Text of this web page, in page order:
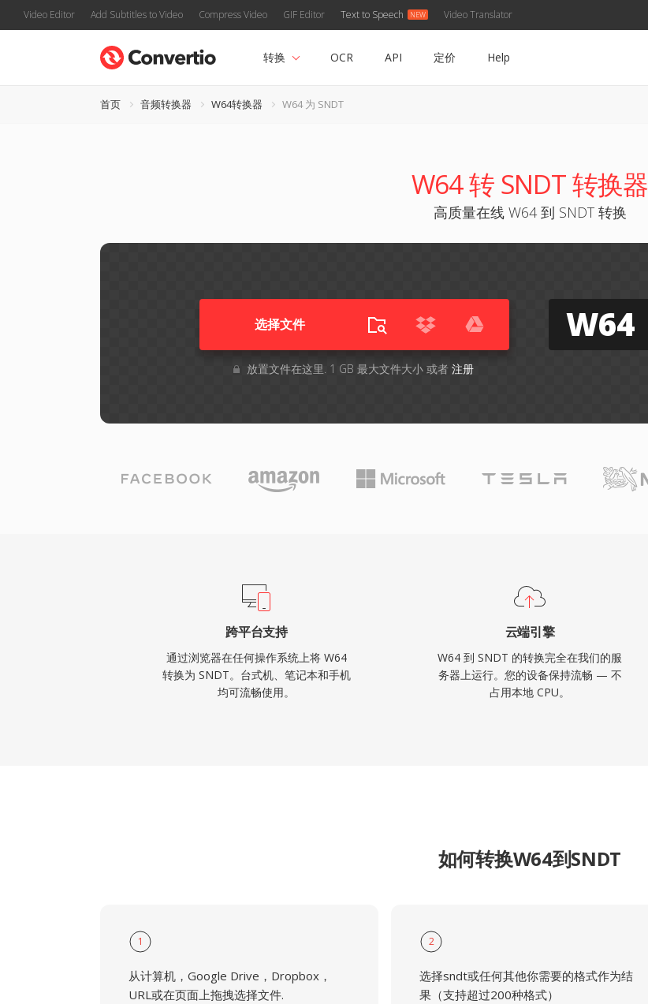
Video Editor Add Subtitles to Video Compress Video GIF Editor Text to Speech Video Translator
转换 OCR API 定价 Help
首页 音频转换器 W64转换器 W64 为 SNDT
W64 转 SNDT 转换器
高质量在线 W64 到 SNDT 转换
选择文件
放置文件在这里. 1 GB 最大文件大小 或者 注册
W64
跨平台支持
通过浏览器在任何操作系统上将 W64
转换为 SNDT。台式机、笔记本和手机
均可流畅使用。
云端引擎
W64 到 SNDT 的转换完全在我们的服
务器上运行。您的设备保持流畅 — 不
占用本地 CPU。
如何转换W64到SNDT
1
从计算机，Google Drive，Dropbox，
URL或在页面上拖拽选择文件.
2
选择sndt或任何其他你需要的格式作为结
果（支持超过200种格式）